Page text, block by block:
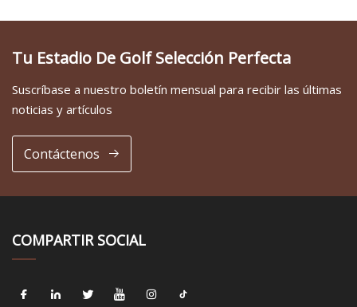
Tu Estadio De Golf Selección Perfecta
Suscríbase a nuestro boletín mensual para recibir las últimas
noticias y artículos
Contáctenos
COMPARTIR SOCIAL